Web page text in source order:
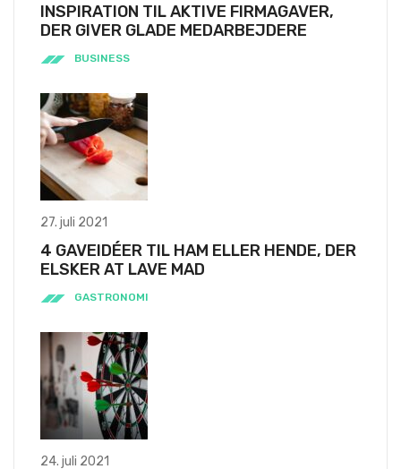
INSPIRATION TIL AKTIVE FIRMAGAVER,
DER GIVER GLADE MEDARBEJDERE
BUSINESS
27. juli 2021
4 GAVEIDÉER TIL HAM ELLER HENDE, DER
ELSKER AT LAVE MAD
GASTRONOMI
24. juli 2021